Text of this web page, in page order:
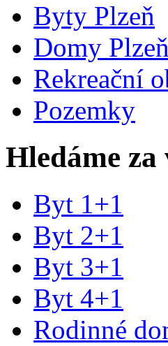
Byty Plzeň
Domy Plzeň
Rekreační
Pozemky
Hledáme za
Byt 1+1
Byt 2+1
Byt 3+1
Byt 4+1
Rodinné